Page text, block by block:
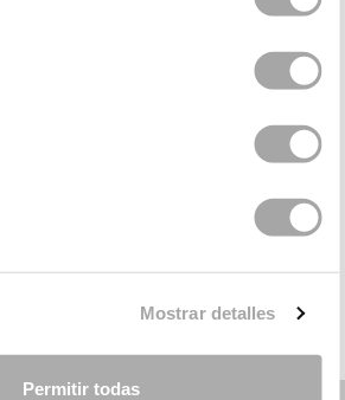
Mostrar detalles
Permitir todas